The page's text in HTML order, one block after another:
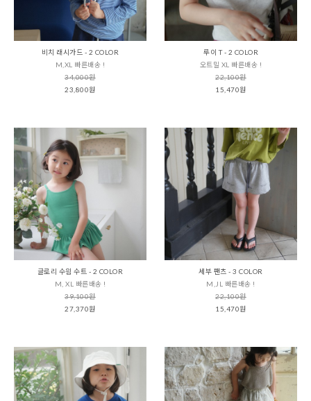
비치 래시가드 - 2 COLOR
M,XL 빠른배송 !
34,000원
23,800원
루이 T - 2 COLOR
오트밀 XL 빠른배송 !
22,100원
15,470원
글로리 수읨 수트 - 2 COLOR
M, XL 빠른배송 !
39,100원
27,370원
세부 팬츠 - 3 COLOR
M,JL 빠른배송 !
22,100원
15,470원